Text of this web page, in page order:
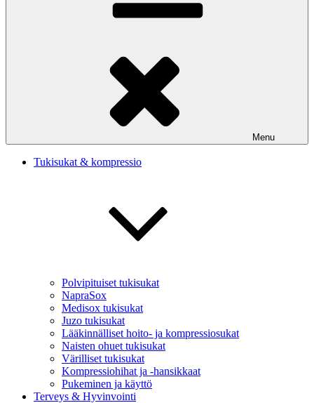
Menu
Tukisukat & kompressio
Polvipituiset tukisukat
NapraSox
Medisox tukisukat
Juzo tukisukat
Lääkinnälliset hoito- ja kompressiosukat
Naisten ohuet tukisukat
Värilliset tukisukat
Kompressiohihat ja -hansikkaat
Pukeminen ja käyttö
Terveys & Hyvinvointi